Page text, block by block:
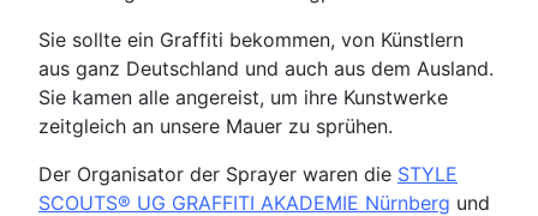
Sie sollte ein Graffiti bekommen, von Künstlern
aus ganz Deutschland und auch aus dem Ausland.
Sie kamen alle angereist, um ihre Kunstwerke
zeitgleich an unsere Mauer zu sprühen.
Der Organisator der Sprayer waren die STYLE
SCOUTS® UG GRAFFITI AKADEMIE Nürnberg und